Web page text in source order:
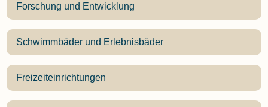
Forschung und Entwicklung
Schwimmbäder und Erlebnisbäder
Freizeiteinrichtungen